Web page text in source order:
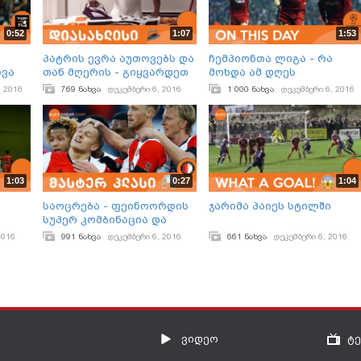
0:52
2016
1:07
პატრის ევრა აუთოვებს და
თან მღერის - გიყვარდეთ
ორშაბათი!
769 ნახვა დეკემბერი 6, 2016
1:53
ჩემპიონთა ლიგა - რა
მოხდა ამ დღეს
1 000 ნახვა დეკემბერი 6, 2016
1:03 0:27
საოცრება - ფეინოორდის
სუპერ კომბინაცია და
გოლი991 ნახვა დეკემბერი 6, 2016
1:04
ჯარიმა პაიეს სტილში
661 ნახვა დეკემბერი 6, 2016
ვიდეო